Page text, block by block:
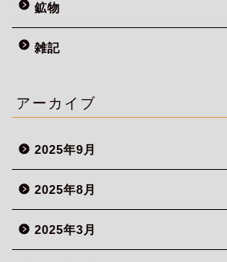
鉱物
雑記
アーカイブ
2025年9月
2025年8月
2025年3月